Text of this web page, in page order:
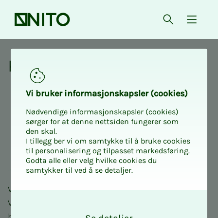
Forsiden Åpne søk
{
Karriere og utvikling
Kar­rie­­­re og ut­vik­­­ling
Vi hjelper deg med å oppnå dine profesjonelle mål.
Vårt tilbud av kurs, konferanser og fagnettverk
Vi bru­ker in­for­ma­sjons­kaps­ler (cookies)
Nødvendige informasjonskapsler (cookies)
sørger for at denne nettsiden fungerer som
den skal.
I tillegg ber vi om samtykke til å bruke cookies
til personalisering og tilpasset markedsføring.
Godta alle eller velg hvilke cookies du
samtykker til ved å se detaljer.